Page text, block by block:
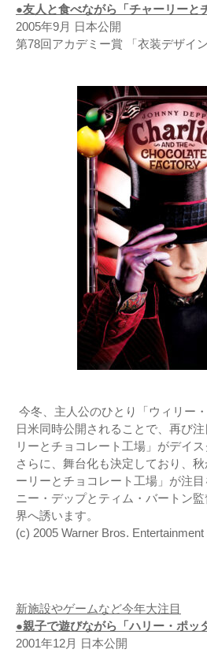
●友人と食べながら「チャーリーと
2005年9月 日本公開
第78回アカデミー賞 「衣装デザイ
今冬、主人公のひとり「ウィリー
日米同時公開されることで、再び
リーとチョコレート工場」がデイス
さらに、舞台化も決定しており、
ーリーとチョコレート工場」が注
ニー・デップとティム・バートン
界へ誘います。
(c) 2005 Warner Bros.
新施設やゲームなど今年大注目
●親子で遊びながら「ハリー・ポッ
2001年12月 日本公開